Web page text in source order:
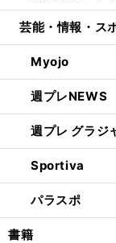
芸能・情報・ス
Myojo
週プレNEWS
週プレ グラジ
Sportiva
パラスポ
書籍